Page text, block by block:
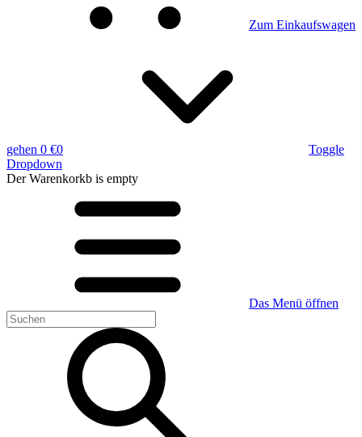
Zum Einkaufswagen
gehen 0 €0
Toggle
Dropdown
Der Warenkorkb is empty
Das Menü öffnen